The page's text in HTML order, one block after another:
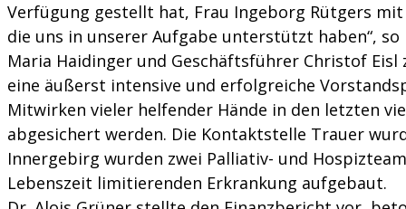
Verfügung gestellt hat, Frau Ingeborg Rütgers
die uns in unserer Aufgabe unterstützt haben“, so
Maria Haidinger und Geschäftsführer Christof
eine äußerst intensive und erfolgreiche
Mitwirken vieler helfender Hände in den letzten
abgesichert werden. Die Kontaktstelle Trauer
Innergebirg wurden zwei Palliativ- und
Lebenszeit limitierenden Erkrankung aufgebaut.